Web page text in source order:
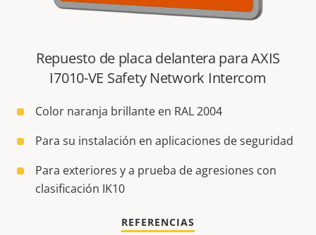
Repuesto de placa delantera para AXIS
I7010-VE Safety Network Intercom
Color naranja brillante en RAL 2004
Para su instalación en aplicaciones de seguridad
Para exteriores y a prueba de agresiones con
clasificación IK10
REFERENCIAS